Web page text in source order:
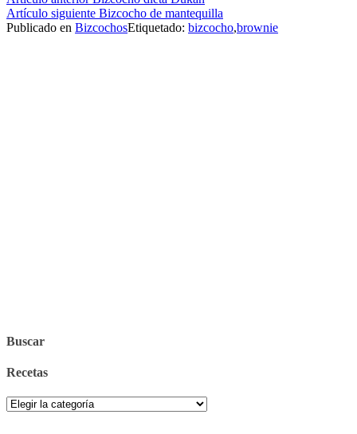
leyendo
Artículo siguiente Bizcocho de mantequilla
Publicado en BizcochosEtiquetado: bizcocho,brownie
Buscar
Recetas
Recetas